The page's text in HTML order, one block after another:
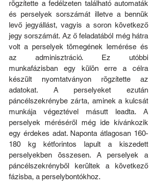
rögzítette a fedélzeten található automaták
és perselyek sorszámát illetve a bennük
levő jegyállást, vagyis a soron következő
jegy sorszámát. Az ő feladatából még hátra
volt a perselyek tömegének lemérése és
az adminisztráció. Ez utóbbi
munkafázisban egy külön erre a célra
készült nyomtatványon rögzítette az
adatokat. A perselyeket ezután
páncélszekrénybe zárta, aminek a kulcsát
munkája végeztével másutt leadta. A
perselyek méréséről még ide kívánkozik
egy érdekes adat. Naponta átlagosan 160-
180 kg kétforintos lapult a kiszedett
perselyekben összesen. A perselyek a
páncélszekrényből kerültek a következő
fázisba, a perselybontókhoz.